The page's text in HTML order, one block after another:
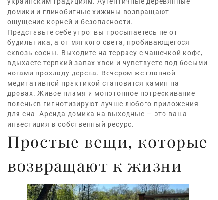
украинским традициям. Аутентичные деревянные
домики и глинобитные хижины возвращают
ощущение корней и безопасности.
Представьте себе утро: вы просыпаетесь не от
будильника, а от мягкого света, пробивающегося
сквозь сосны. Выходите на террасу с чашечкой кофе,
вдыхаете терпкий запах хвои и чувствуете под босыми
ногами прохладу дерева. Вечером же главной
медитативной практикой становится камин на
дровах. Живое пламя и монотонное потрескивание
поленьев гипнотизируют лучше любого приложения
для сна. Аренда домика на выходные — это ваша
инвестиция в собственный ресурс.
Простые вещи, которые
возвращают к жизни